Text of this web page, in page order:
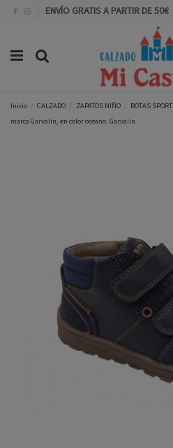
ENVÍO GRATIS A PARTIR DE 50€
Inicio CALZADO ZAPATOS NIÑO BOTAS SPORT
marca Garvalin, en color oceano. Garvalin